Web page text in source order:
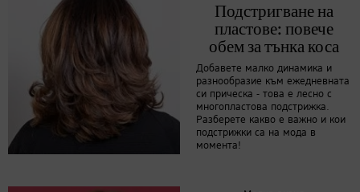
Подстригване на
пластове: повече
обем за тънка коса
Добавете малко динамика и
разнообразие към ежедневната
си прическа - това е лесно с
многопластова подстрижка.
Разберете какво е важно и кои
подстрижки са на мода в
момента!